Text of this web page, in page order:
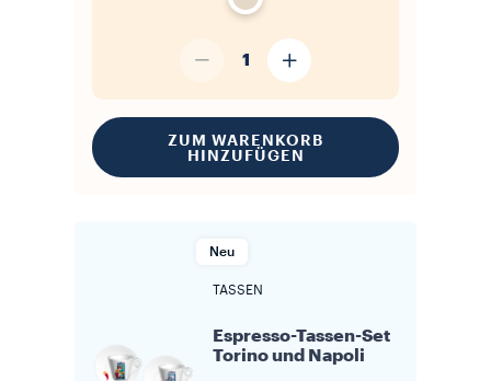
1
ZUM WARENKORB
HINZUFÜGEN
Neu
TASSEN
Espresso-Tassen-Set
Torino und Napoli